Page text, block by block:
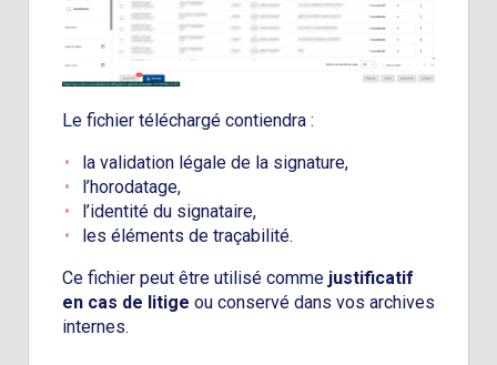
Le fichier téléchargé contiendra :
la validation légale de la signature,
l’horodatage,
l’identité du signataire,
les éléments de traçabilité.
Ce fichier peut être utilisé comme justificatif
en cas de litige ou conservé dans vos archives
internes.